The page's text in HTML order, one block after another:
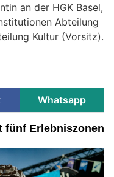
an der HGK Basel,
Abteilung
Kultur (Vorsitz).
Whatsapp
fünf Erlebniszonen